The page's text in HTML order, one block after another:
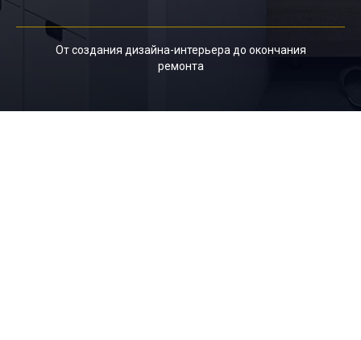
От создания дизайна-интерьера до окончания
ремонта